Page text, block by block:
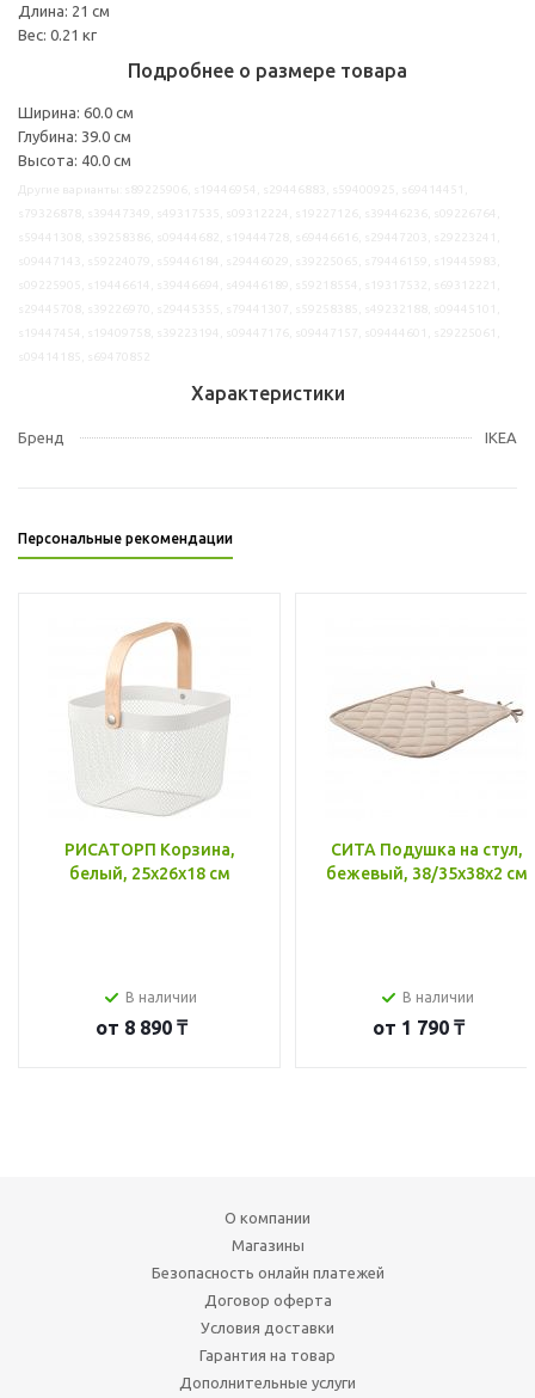
Длина: 21 см
Вес: 0.21 кг
Подробнее о размере товара
Ширина: 60.0 см
Глубина: 39.0 см
Высота: 40.0 см
Характеристики
Бренд IKEA
Персональные рекомендации
РИСАТОРП Корзина,
белый, 25x26x18 см
В наличии
от 8 890 ₸
СИТА Подушка на стул,
бежевый, 38/35x38x2 см
В наличии
от 1 790 ₸
О компании
Магазины
Безопасность онлайн платежей
Договор оферта
Условия доставки
Гарантия на товар
Дополнительные услуги